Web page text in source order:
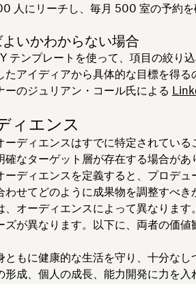
人にリーチし、毎月 500 室の予約
いかわからない場合
ンプレートを使って、項目の絞り
たアイディアから具体的な目標を得
ーのジュリアン・コール氏による
ィエンス
ーディエンスはすでに特定されてい
確なターゲット層が存在する場合が
ーディエンスを定義すると、プロデ
せてどのように成果物を調整すべき
、オーディエンスによって異なりま
が異なります。以下に、両者の価値
ともに健康的な生活を守り、十分なし
形成、個人の成長、能力開発に力を入